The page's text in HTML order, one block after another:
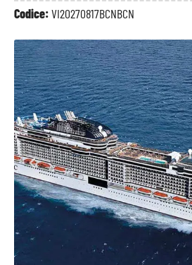
Codice:VI20270817BCNBCN